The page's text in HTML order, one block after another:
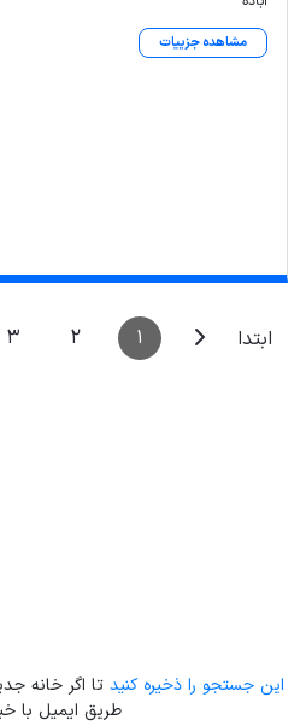
مشاهده جزییات
ابتدا 1
2
3
این جستجو را ذخیره کنید تا اگر خانه
طریق ایمیل با